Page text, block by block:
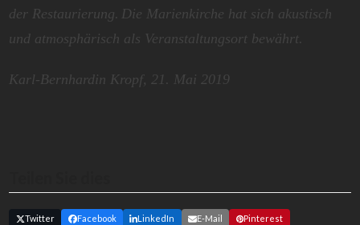
der Restaurierung. Die Marienkirche hat sich akustisch
und atmosphärisch als Veranstaltungsort bewährt.
Karl-Bernhardin Kropf, 21. Mai 2019
Twitter Facebook LinkedIn E-Mail Pinterest